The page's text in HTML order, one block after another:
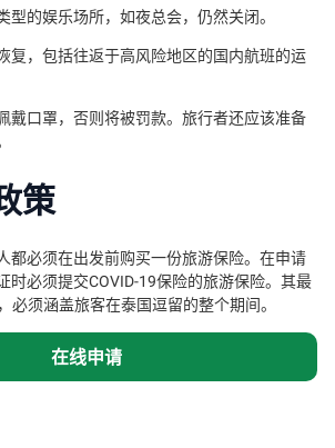
型的娱乐场所，如夜总会，仍然关闭。
复，包括往返于高风险地区的国内航班的运
戴口罩，否则将被罚款。旅行者还应该准备
策
都必须在出发前购买一份旅游保险。在申请
时必须提交COVID-19保险的旅游保险。其最
必须涵盖旅客在泰国逗留的整个期间。
在线申请